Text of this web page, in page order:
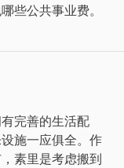
些公共事业费。
完善的生活配
施一应俱全。作
素里是考虑搬到